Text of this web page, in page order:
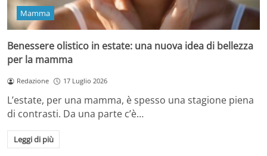
Mamma
Benessere olistico in estate: una nuova idea di bellezza
per la mamma
Redazione 17 Luglio 2026
L’estate, per una mamma, è spesso una stagione piena
di contrasti. Da una parte c’è…
Leggi di più